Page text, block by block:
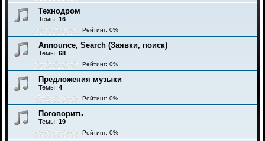
Технодром
Темы: 16
Рейтинг: 0%
Announce, Search (Заявки, поиск)
Темы: 68
Рейтинг: 0%
Предложения музыки
Темы: 4
Рейтинг: 0%
Поговорить
Темы: 19
Рейтинг: 0%